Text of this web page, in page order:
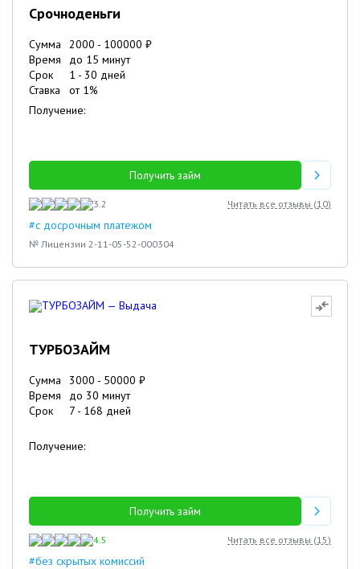
Срочноденьги
Сумма 2000 - 100000 ₽
Время
до 15 минут
Срок
1 - 30 дней
Ставка
от 1%
Получение:
Получить займ
3.2 Читать все отзывы (10)
#с досрочным платежом
№ Лицензии 2-11-05-52-000304
ТУРБОЗАЙМ
Сумма 3000 - 50000 ₽
Время
до 30 минут
Срок
7 - 168 дней
Получение:
Получить займ
4.5 Читать все отзывы (15)
#без скрытых комиссий